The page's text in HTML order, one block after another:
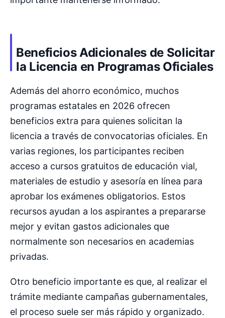
Beneficios Adicionales de Solicitar
la Licencia en Programas Oficiales
Además del ahorro económico, muchos
programas estatales en 2026 ofrecen
beneficios extra para quienes solicitan la
licencia a través de convocatorias oficiales. En
varias regiones, los participantes reciben
acceso a cursos gratuitos de educación vial,
materiales de estudio y asesoría en línea para
aprobar los exámenes obligatorios. Estos
recursos ayudan a los aspirantes a prepararse
mejor y evitan gastos adicionales que
normalmente son necesarios en academias
privadas.
Otro beneficio importante es que, al realizar el
trámite mediante campañas gubernamentales,
el proceso suele ser más rápido y organizado.